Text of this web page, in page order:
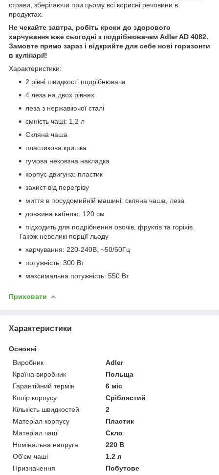
страви, зберігаючи при цьому всі корисні речовини в
продуктах.
Не чекайте завтра, робіть кроки до здорового
харчування вже сьогодні з подрібнювачем Adler AD 4082.
Замовте прямо зараз і відкрийте для себе нові горизонти
в кулінарії!
Характеристики:
2 рівні швидкості подрібнювача
4 леза на двох рівнях
леза з нержавіючої сталі
ємність чаші: 1,2 л
Скляна чаша
пластикова кришка
гумова нековзна накладка
корпус двигуна: пластик
захист від перегріву
миття в посудомийній машині: скляна чаша, леза
довжина кабелю: 120 см
підходить для подрібнення овочів, фруктів та горіхів.
Також невеликі порції льоду
харчування: 220-240В, ~50/60Гц
потужність: 300 Вт
максимальна потужність: 550 Вт
Приховати
Характеристики
Основні
Виробник
Adler
Країна виробник
Польща
Гарантійний термін
6 міс
Колір корпусу
Сріблястий
Кількість швидкостей
2
Матеріал корпусу
Пластик
Матеріал чаші
Скло
Номінальна напруга
220 В
Об'єм чаші
1.2 л
Призначення
Побутове